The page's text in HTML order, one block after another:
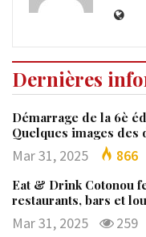
Dernières
Démarrage de la 6è
Quelques images
Mar 31, 2025 866
Eat & Drink Cotonou
restaurants, bars et
Mar 31, 2025 259